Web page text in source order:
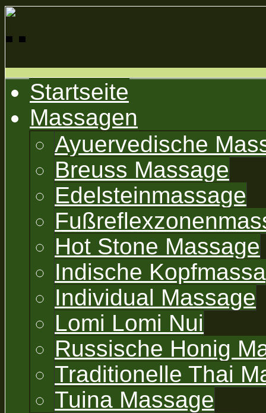
Startseite
Massagen
Ayuervedische
Breuss Massage
Edelsteinmassage
Hot Stone Massage
Indische
Individual Massage
Lomi Lomi Nui
Russische Honig
Traditionelle Thai
Tuina Massage